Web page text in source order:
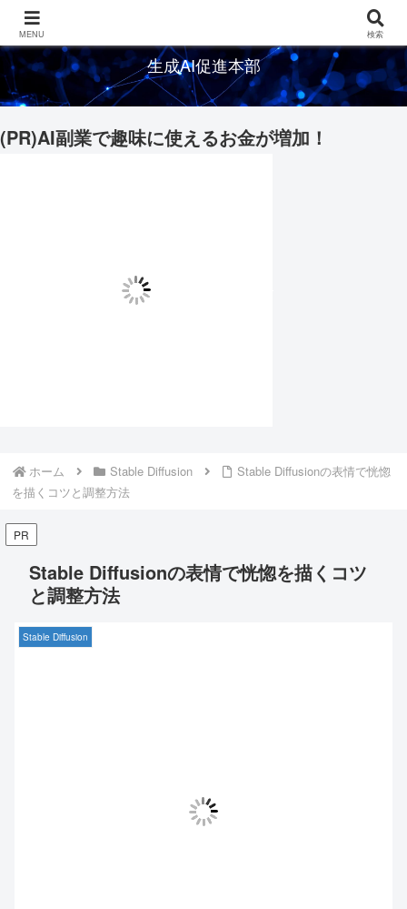
生成AI促進本部
(PR)AI副業で趣味に使えるお金が増加！
ホーム Stable Diffusion
Stable Diffusionの表情で恍惚
を描くコツと調整方法
PR
Stable Diffusionの表情で恍惚を描くコツ
と調整方法
Stable Diffusion
MENU 検索